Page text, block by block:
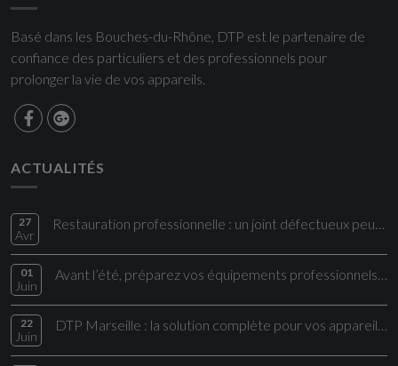
Basé dans les Bouches-du-Rhône, DTP est le partenaire de
confiance des particuliers et des professionnels pour
prolonger la vie de vos appareils.
ACTUALITÉS
27
Avr
Restauration professionnelle : un joint défectueux peut impacter directement vos coûts et votre sécurité alimentaire
01
Juin
Avant l’été, préparez vos équipements professionnels aux fortes chaleurs
22
Juin
DTP Marseille : la solution complète pour vos appareils électroménagers et cuisi